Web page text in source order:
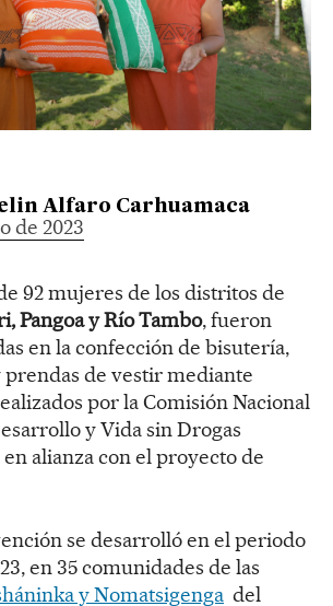
Alfaro Carhuamaca
de 2023
92 mujeres de los distritos de
Pangoa y Río Tambo, fueron
en la confección de bisutería,
de vestir mediante
por la Comisión Nacional
y Vida sin Drogas
en alianza con el proyecto de
se desarrolló en el periodo
en 35 comunidades de las
y Nomatsigenga del